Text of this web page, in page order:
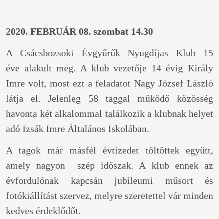
2020. FEBRUÁR 08. szombat 14.30
A Csácsbozsoki Évgyűrűk Nyugdíjas Klub 15
éve alakult meg. A klub vezetője 14 évig Király
Imre volt, most ezt a feladatot Nagy József László
látja el. Jelenleg 58 taggal működő közösség
havonta két alkalommal találkozik a klubnak helyet
adó Izsák Imre Általános Iskolában.
A tagok már másfél évtizedet töltöttek együtt,
amely nagyon szép időszak. A klub ennek az
évfordulónak kapcsán jubileumi műsort és
fotókiállítást szervez, melyre szeretettel vár minden
kedves érdeklődőt.